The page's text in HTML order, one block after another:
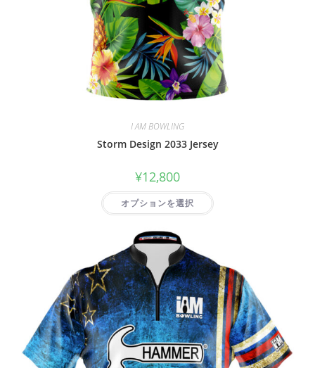
I AM BOWLING
Storm Design 2033 Jersey
¥12,800
オプションを選択